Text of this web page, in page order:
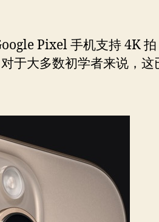
Pixel 手机支持 4K 拍
于大多数初学者来说，这